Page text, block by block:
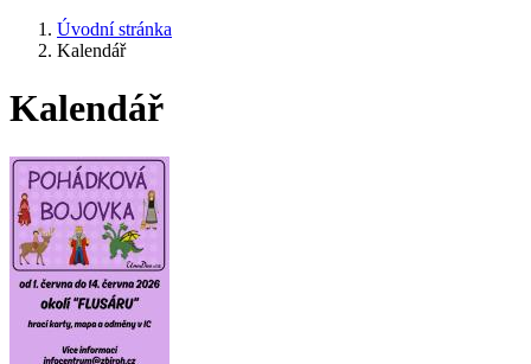
Úvodní stránka
Kalendář
Kalendář